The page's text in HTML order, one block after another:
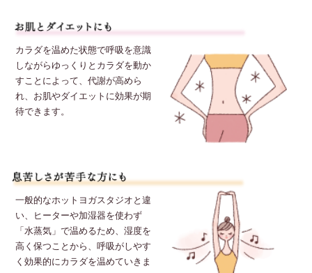
カラダを温めた状態で呼吸を意識
しながらゆっくりとカラダを動か
すことによって、代謝が高めら
れ、お肌やダイエットに効果が期
待できます。
一般的なホットヨガスタジオと違
い、ヒーターや加湿器を使わず
「水蒸気」で温めるため、湿度を
高く保つことから、呼吸がしやす
く効果的にカラダを温めていきま